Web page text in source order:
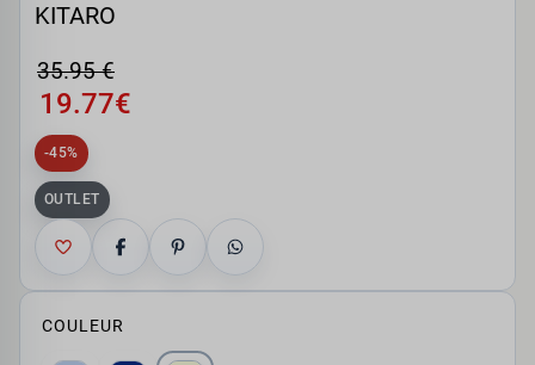
KITARO
35.95 €
19.77€
-45%
OUTLET
COULEUR